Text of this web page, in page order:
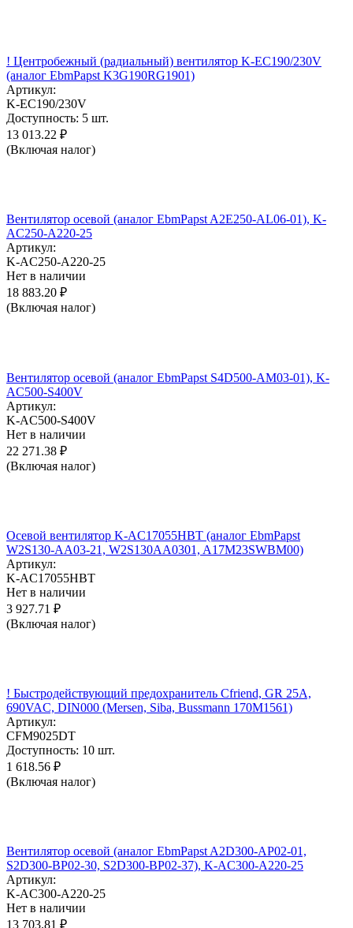
! Центробежный (радиальный) вентилятор K-EC190/230V
(аналог EbmPapst K3G190RG1901)
Артикул:
K-EC190/230V
Доступность: 5 шт.
13 013.22 ₽
(Включая налог)
Вентилятор осевой (аналог EbmPapst A2E250-AL06-01), K-
AC250-A220-25
Артикул:
K-AC250-A220-25
Нет в наличии
18 883.20 ₽
(Включая налог)
Вентилятор осевой (аналог EbmPapst S4D500-AM03-01), K-
AC500-S400V
Артикул:
K-AC500-S400V
Нет в наличии
22 271.38 ₽
(Включая налог)
Осевой вентилятор K-AC17055HBT (аналог EbmPapst
W2S130-AA03-21, W2S130AA0301, A17M23SWBM00)
Артикул:
K-AC17055HBT
Нет в наличии
3 927.71 ₽
(Включая налог)
! Быстродействующий предохранитель Cfriend, GR 25А,
690VAC, DIN000 (Mersen, Siba, Bussmann 170M1561)
Артикул:
CFM9025DT
Доступность: 10 шт.
1 618.56 ₽
(Включая налог)
Вентилятор осевой (аналог EbmPapst A2D300-AP02-01,
S2D300-BP02-30, S2D300-BP02-37), K-AC300-A220-25
Артикул:
K-AC300-A220-25
Нет в наличии
13 703.81 ₽